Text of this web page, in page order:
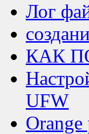
Лог
КАК
UFW
Orange